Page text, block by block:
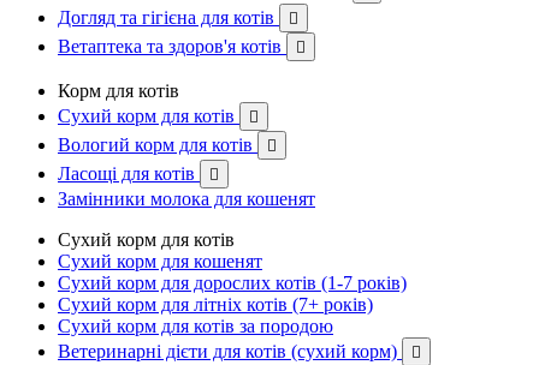
Догляд та гігієна для котів 
Ветаптека та здоров'я котів 
Корм для котів
Сухий корм для котів

Вологий корм для котів 
Ласощі для котів 
Замінники молока для кошенят
Сухий корм для котів
Сухий корм для кошенят
Сухий корм для дорослих котів (1-7 років)
Сухий корм для літніх котів (7+ років)
Сухий корм для котів за породою
Ветеринарні дієти для котів (сухий корм)
